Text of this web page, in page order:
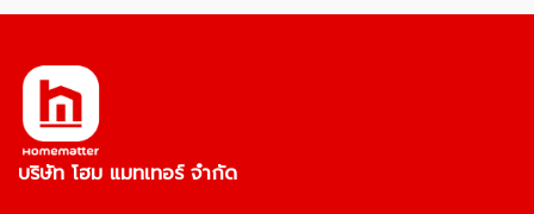
บริษัท โฮม แมทเทอร์ จำกัด